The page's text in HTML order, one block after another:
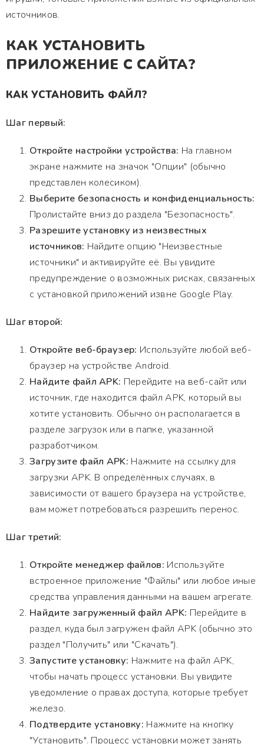
источников.
КАК УСТАНОВИТЬ
ПРИЛОЖЕНИЕ С САЙТА?
КАК УСТАНОВИТЬ ФАЙЛ?
Шаг первый:
Откройте настройки устройства: На главном
экране нажмите на значок "Опции" (обычно
представлен колесиком).
Выберите безопасность и конфиденциальность:
Пролистайте вниз до раздела "Безопасность".
Разрешите установку из неизвестных
источников: Найдите опцию "Неизвестные
источники" и активируйте её. Вы увидите
предупреждение о возможных рисках, связанных
с установкой приложений извне Google Play.
Шаг второй:
Откройте веб-браузер: Используйте любой веб-
браузер на устройстве Android.
Найдите файл APK: Перейдите на веб-сайт или
источник, где находится файл APK, который вы
хотите установить. Обычно он располагается в
разделе загрузок или в папке, указанной
разработчиком.
Загрузите файл APK: Нажмите на ссылку для
загрузки APK. В определённых случаях, в
зависимости от вашего браузера на устройстве,
вам может потребоваться разрешить перенос.
Шаг третий:
Откройте менеджер файлов: Используйте
встроенное приложение "Файлы" или любое иные
средства управления данными на вашем агрегате.
Найдите загруженный файл APK: Перейдите в
раздел, куда был загружен файл APK (обычно это
раздел "Получить" или "Скачать").
Запустите установку: Нажмите на файл APK,
чтобы начать процесс установки. Вы увидите
уведомление о правах доступа, которые требует
железо.
Подтвердите установку: Нажмите на кнопку
"Установить". Процесс установки может занять